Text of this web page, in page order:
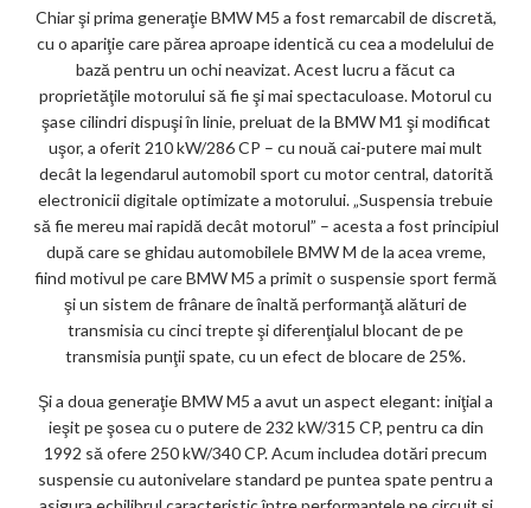
Chiar şi prima generaţie BMW M5 a fost remarcabil de discretă,
cu o apariţie care părea aproape identică cu cea a modelului de
bază pentru un ochi neavizat. Acest lucru a făcut ca
proprietăţile motorului să fie şi mai spectaculoase. Motorul cu
şase cilindri dispuşi în linie, preluat de la BMW M1 şi modificat
uşor, a oferit 210 kW/286 CP – cu nouă cai-putere mai mult
decât la legendarul automobil sport cu motor central, datorită
electronicii digitale optimizate a motorului. „Suspensia trebuie
să fie mereu mai rapidă decât motorul” – acesta a fost principiul
după care se ghidau automobilele BMW M de la acea vreme,
fiind motivul pe care BMW M5 a primit o suspensie sport fermă
şi un sistem de frânare de înaltă performanţă alături de
transmisia cu cinci trepte şi diferenţialul blocant de pe
transmisia punţii spate, cu un efect de blocare de 25%.
Şi a doua generaţie BMW M5 a avut un aspect elegant: iniţial a
ieşit pe şosea cu o putere de 232 kW/315 CP, pentru ca din
1992 să ofere 250 kW/340 CP. Acum includea dotări precum
suspensie cu autonivelare standard pe puntea spate pentru a